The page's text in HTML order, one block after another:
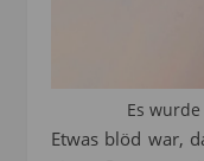
Es
Etwas blöd war,